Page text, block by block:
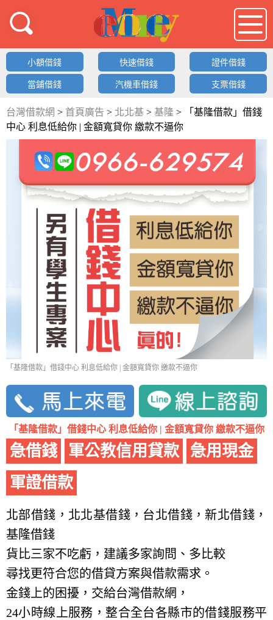
借錢LOGO
小額借錢 快速借錢 證件借錢
當鋪借錢 汽機車借錢 支票借錢
台灣借款網 > 首頁廣告 > 北北基 > 基隆 >
「基隆借款」借錢
中心 利息低給你 | 金額寬貸你 繳款不逼你
「基隆借款」借錢中心 利息低給你 | 金額寬貸你 繳款不逼你
「基隆借款」借錢中心 利息低給你 | 金額寬貸你 繳款不逼你
急借錢 軍公教信用貸款
急用現金
軍證借款
北部借錢，北北基借錢，台北借錢，新北借錢，
基隆借錢
貨比三家不吃虧，建議多家詢問、多比較
尋找更符合您的借貸方案與借款需求。
金錢上的困擾，交給台灣借款網，
24小時線上服務，整合全台各縣市的借錢服務平